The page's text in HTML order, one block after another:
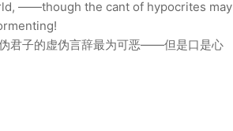
——though the cant of hypocrites may
君子的虚伪言辞最为可恶——但是口是心